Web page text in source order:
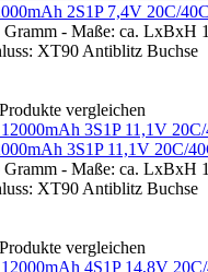
2S1P 7,4V 20C/40C
Gramm - Maße: ca. LxBxH
XT90 Antiblitz Buchse
Produkte vergleichen
3S1P 11,1V 20C/
Gramm - Maße: ca. LxBxH
XT90 Antiblitz Buchse
Produkte vergleichen